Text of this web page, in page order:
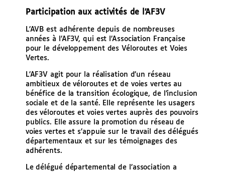
Participation aux activités de l’AF3V
L’AVB est adhérente depuis de nombreuses
années à l’AF3V, qui est l’Association Française
pour le développement des Véloroutes et Voies
Vertes.
L’AF3V agit pour la réalisation d’un réseau
ambitieux de véloroutes et de voies vertes au
bénéfice de la transition écologique, de l’inclusion
sociale et de la santé. Elle représente les usagers
des véloroutes et voies vertes auprès des pouvoirs
publics. Elle assure la promotion du réseau de
voies vertes et s’appuie sur le travail des délégués
départementaux et sur les témoignages des
adhérents.
Le délégué départemental de l’association a